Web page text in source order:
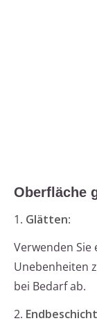
Oberfläche
1. Glätten:
Verwenden Sie
Unebenheiten
bei Bedarf ab.
2.